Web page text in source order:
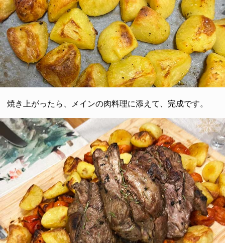
焼き上がったら、メインの肉料理に添えて、完成です。